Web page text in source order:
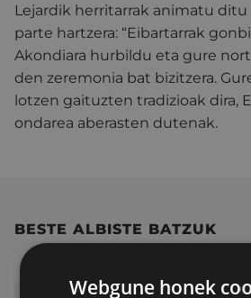
Lejardik herritarrak animatu
parte hartzera: “Eibartarrak
Akondiara hurbildu eta gure
den zeremonia bat bizitzera.
lotzen gaituzten tradizioak dira,
ondarea aberasten dutenak.
BESTE ALBISTE BATZUK
Webgune honek